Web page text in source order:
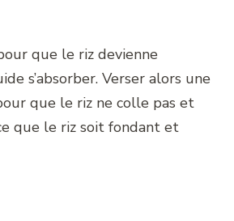
que le riz devienne
s’absorber. Verser alors une
que le riz ne colle pas et
que le riz soit fondant et